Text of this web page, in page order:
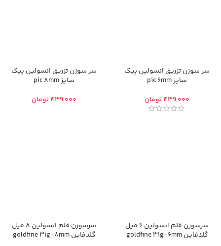
سر سوزن تزریق انسولین پیک
سایز pic 6mm
تومان
سر سوزن تزریق انسولین پیک
سایز pic 8mm
تومان
سرسوزن قلم انسولین 6 میل
گلدفاین goldfine 31g-6mm
سرسوزن قلم انسولین 8 میل
گلدفاین goldfine 31g-8mm